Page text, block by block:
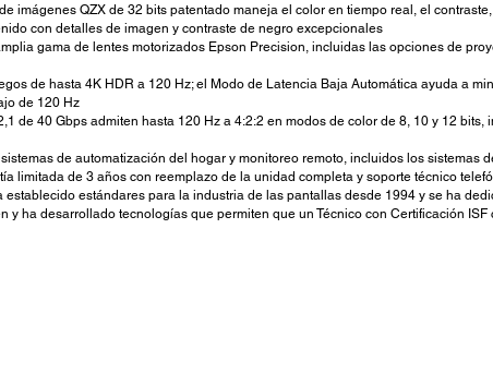
imágenes QZX de 32 bits patentado maneja el color en tiempo real, el
con detalles de imagen y contraste de negro excepcionales
gama de lentes motorizados Epson Precision, incluidas las opciones de
de hasta 4K HDR a 120 Hz; el Modo de Latencia Baja Automática ayuda a
de 120 Hz
de 40 Gbps admiten hasta 120 Hz a 4:2:2 en modos de color de 8, 10 y 12 bits,
de automatización del hogar y monitoreo remoto, incluidos los sistemas
limitada de 3 años con reemplazo de la unidad completa y soporte técnico
establecido estándares para la industria de las pantallas desde 1994 y se ha
y ha desarrollado tecnologías que permiten que un Técnico con Certificación